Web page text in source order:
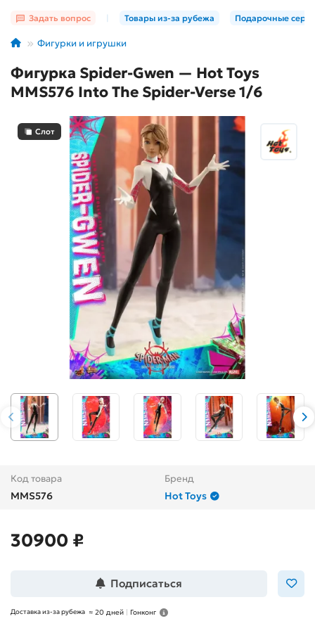
Задать вопрос Товары из-за рубежа Подарочные
Фигурки и игрушки
Фигурка Spider-Gwen — Hot Toys
MMS576 Into The Spider-Verse 1/6
Слот
Код товара
MMS576
Бренд
Hot Toys
30900 ₽
Подписаться
Доставка из-за рубежа ≈ 20 дней | Гонконг